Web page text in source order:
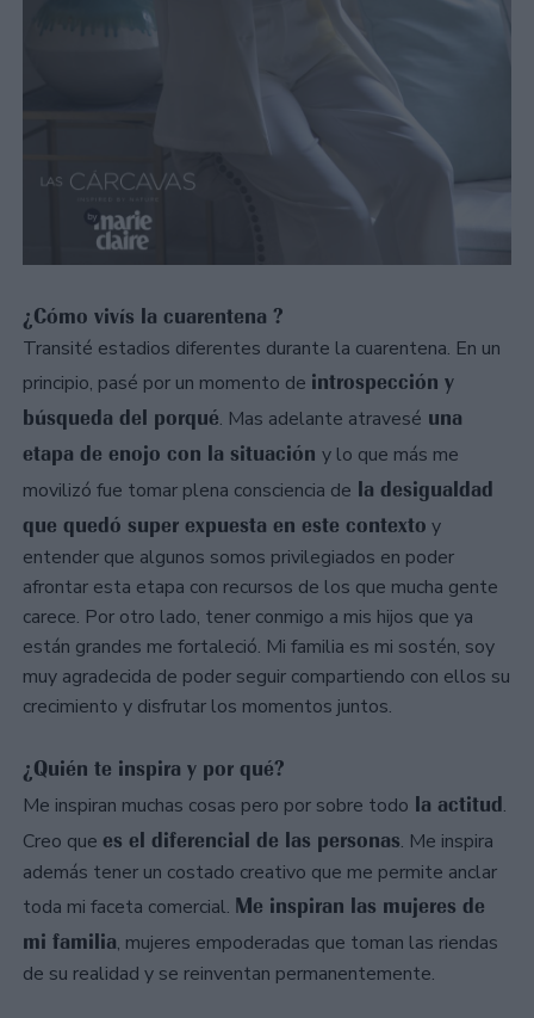
¿Cómo vivís la cuarentena ?
Transité estadios diferentes durante la cuarentena. En un
principio, pasé por un momento de introspección y
búsqueda del porqué. Mas adelante atravesé una
etapa de enojo con la situación y lo que más me
movilizó fue tomar plena consciencia de la desigualdad
que quedó super expuesta en este contexto y
entender que algunos somos privilegiados en poder
afrontar esta etapa con recursos de los que mucha gente
carece. Por otro lado, tener conmigo a mis hijos que ya
están grandes me fortaleció. Mi familia es mi sostén, soy
muy agradecida de poder seguir compartiendo con ellos su
crecimiento y disfrutar los momentos juntos.
¿Quién te inspira y por qué?
Me inspiran muchas cosas pero por sobre todo la actitud.
Creo que es el diferencial de las personas. Me inspira
además tener un costado creativo que me permite anclar
toda mi faceta comercial. Me inspiran las mujeres de
mi familia, mujeres empoderadas que toman las riendas
de su realidad y se reinventan permanentemente.